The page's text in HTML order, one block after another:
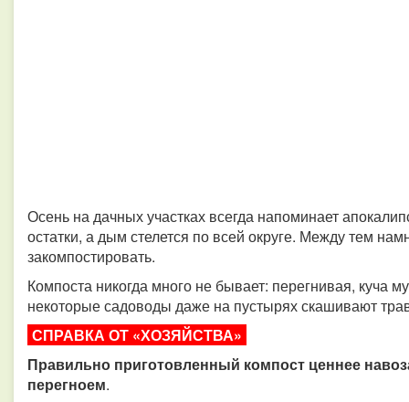
Осень на дачных участках всегда напоминает
остатки, а дым стелется по всей округе. Между тем
закомпостировать.
Компоста никогда много не бывает: перегнивая, куча
некоторые садоводы даже на пустырях скашивают
СПРАВКА ОТ «ХОЗЯЙСТВА»
Правильно приготовленный компост ценнее
перегноем.